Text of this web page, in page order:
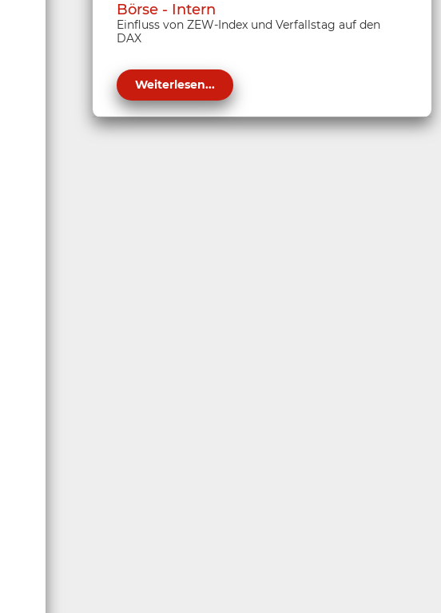
Börse - Intern
Einfluss von ZEW-Index und Verfallstag auf den
DAX
Weiterlesen...